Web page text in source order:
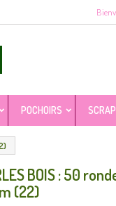
POCHOIRS
BOIS : 50
(22)